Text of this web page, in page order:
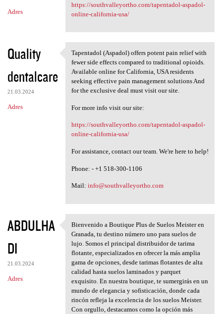
Adres
https://southvalleyortho.com/tapentadol-aspadol-
online-california-usa/
Quality
dentalcare
21.03.2024
Adres
Tapentadol (Aspadol) offers
Tapentadol (Aspadol) offers potent pain relief with
fewer side effects compared to traditional opioids.
Available online for California, USA residents
seeking effective pain management solutions And
for the exclusive deal must visit our site.
For more info visit our site:
https://southvalleyortho.com/tapentadol-aspadol-
online-california-usa/
For assistance, contact our team. We're here to help!
Phone: - +1 518-300-1106
Mail: info@southvalleyortho.com
ABDULHA
DI
21.03.2024
Adres
Bienvenido a Boutique Plus de
Bienvenido a Boutique Plus de Suelos Meister en
Granada, tu destino número uno para suelos de
lujo. Somos el principal distribuidor de tarima
flotante, especializados en ofrecer la más amplia
gama de opciones, desde tarimas flotantes de alta
calidad hasta suelos laminados y parquet
exquisito. En nuestra boutique, te sumergirás en un
mundo de elegancia y sofisticación, donde cada
rincón refleja la excelencia de los suelos Meister.
Con orgullo, destacamos como la opción más